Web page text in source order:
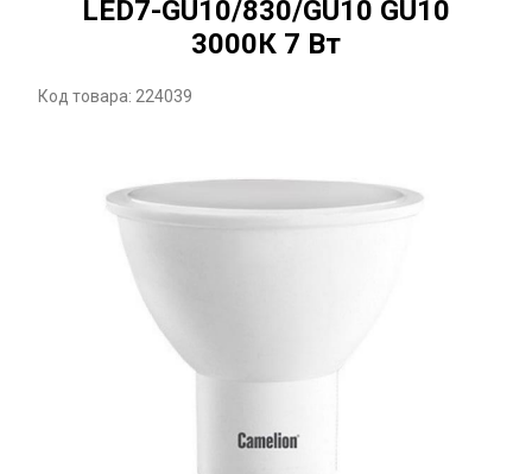
LED7-GU10/830/GU10 GU10
3000К 7 Вт
Код товара: 224039